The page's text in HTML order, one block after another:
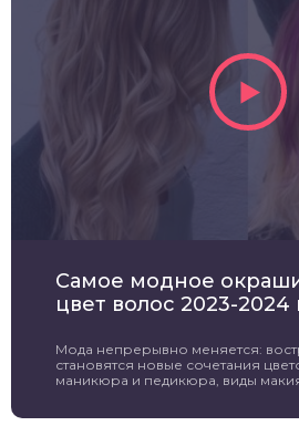
Самое модное
цвет волос 2023-2024
Мода непрерывно меняется:
становятся новые сочетания
маникюра и педикюра, виды